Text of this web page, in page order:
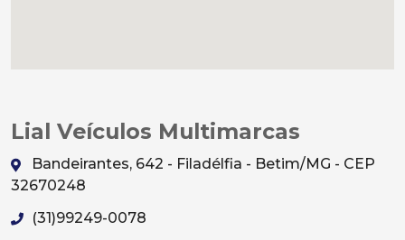
Lial Veículos Multimarcas
Bandeirantes, 642 - Filadélfia - Betim/MG - CEP
32670248
(31)99249-0078